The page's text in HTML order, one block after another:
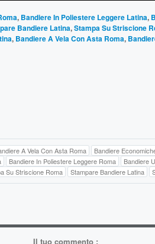
, Bandiere In Poliestere Leggere Latina,
Bandiere Latina,Stampa Su Striscione
, Bandiere A Vela Con Asta Roma,
A Vela Con Asta Roma Bandiere
Bandiere In Poliestere Leggere Roma Bandiere
Su Striscione Roma Stampare Bandiere Latina
Il tuo commento :